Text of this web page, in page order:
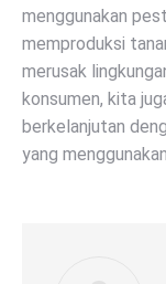
menggunakan
memproduksi
merusak
konsumen, kita
berkelanjutan
yang